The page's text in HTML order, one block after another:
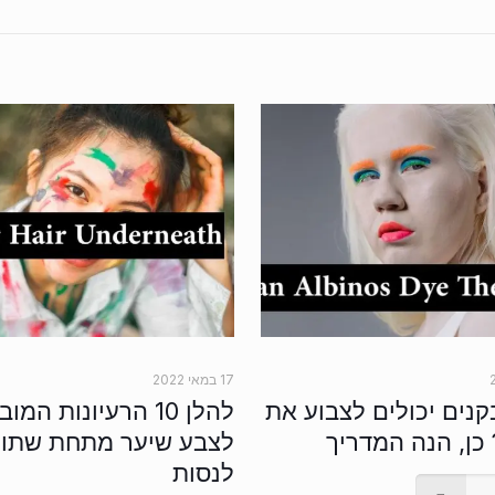
יכולים לצבוע את
כן, הנה המדריך
17 במאי 2022
להלן 10 הרעיונות
לצבע שיער מתחת
לנסות